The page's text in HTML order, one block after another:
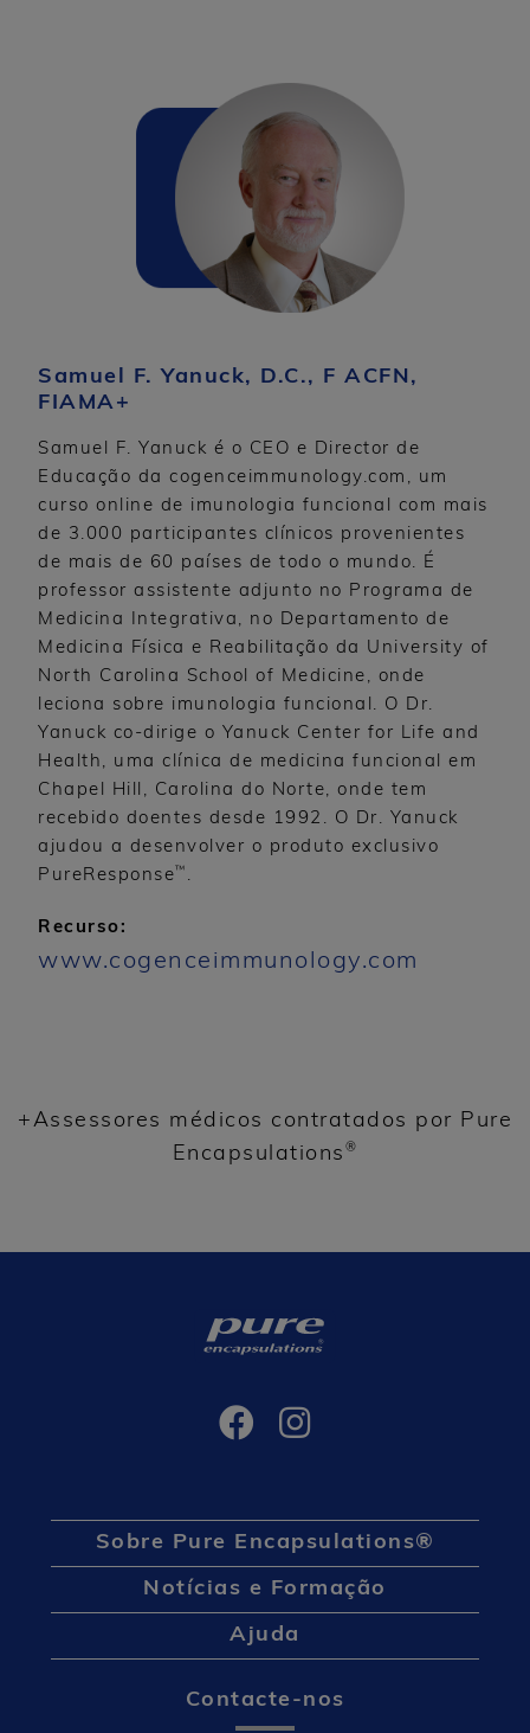
Samuel F. Yanuck, D.C., F ACFN,
FIAMA+
Samuel F. Yanuck é o CEO e Director de
Educação da cogenceimmunology.com, um
curso online de imunologia funcional com mais
de 3.000 participantes clínicos provenientes
de mais de 60 países de todo o mundo. É
professor assistente adjunto no Programa de
Medicina Integrativa, no Departamento de
Medicina Física e Reabilitação da University of
North Carolina School of Medicine, onde
leciona sobre imunologia funcional. O Dr.
Yanuck co-dirige o Yanuck Center for Life and
Health, uma clínica de medicina funcional em
Chapel Hill, Carolina do Norte, onde tem
recebido doentes desde 1992. O Dr. Yanuck
ajudou a desenvolver o produto exclusivo
PureResponse ™ .
Recurso:
www.cogenceimmunology.com
+Assessores médicos contratados por Pure
Encapsulations ®
Sobre Pure Encapsulations®
Notícias e Formação
Ajuda
Contacte-nos